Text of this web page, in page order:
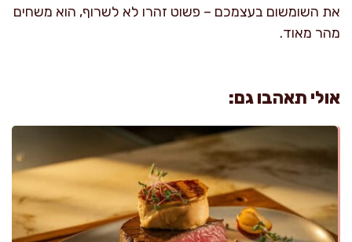
את השומשום בעצמכם – פשוט זהרו לא לשרוף, הוא משחים
מהר מאוד.
אולי תאהבו גם: